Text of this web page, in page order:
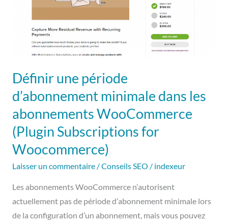
Définir une période
d’abonnement minimale dans les
abonnements WooCommerce
(Plugin Subscriptions for
Woocommerce)
Laisser un commentaire /Conseils SEO / indexeur
Les abonnements WooCommerce n’autorisent
actuellement pas de période d’abonnement minimale lors
de la configuration d’un abonnement, mais vous pouvez
abonnements
WooCommerce
(Plugin
Subscriptions
for
Woocommerce)